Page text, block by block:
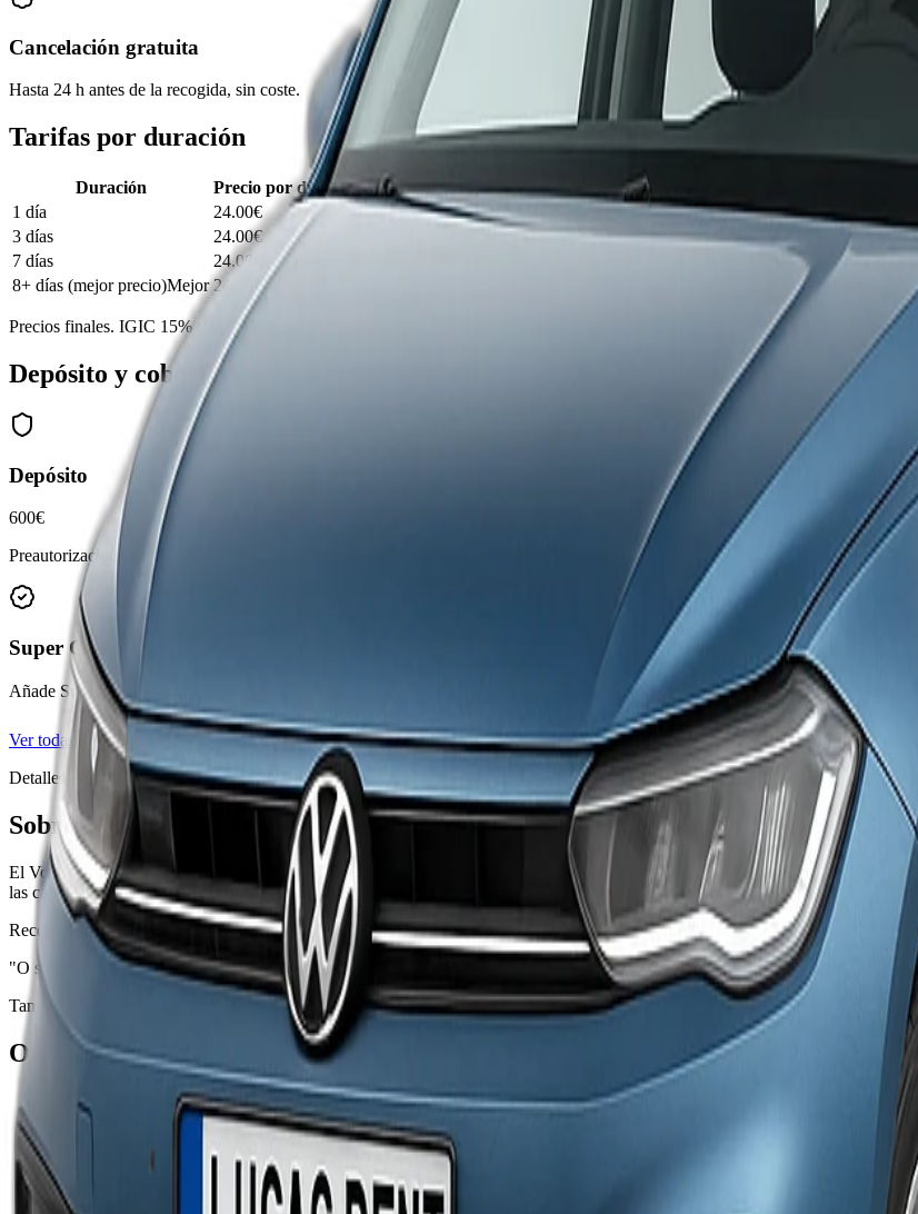
Cancelación gratuita
Hasta 24 h antes de la recogida, sin coste.
Tarifas por duración
Duración Precio por día
Total
1 día
24.00€ 24.00€
3 días
24.00€
7 días
24.00
8+ días (mejor precio)Mejor 24.00 €
Precios finales. IGIC 15% y km ilimitados incluidos. Puede variar según temporada y oficina.
Depósito y coberturas
Depósito
600€
Preautorización en tarjeta de crédito del conductor principal. Se libera al devolver el vehículo sin daños.
Super CDW
Añade Super CDW al reservar — franquicia 0€, neumáticos, lunas y bajos cubiertos.
Ver todas las coberturas
Detalles
Sobre el Volkswagen Polo o similar
El Volkswagen Polo o similar pertenece a la categoría Económico — perfecto para 5 pasajeros con espacio para 2 maletas
las carreteras mixtas de Gran Canaria.
Recógelo en el Aeropuerto de Gran Canaria (LPA), en nuestra oficina de Playa del Inglés o en Patalavaca. Devolución sin cargo
"O similar" significa que reservas el grupo/categoría, no el modelo exacto. Te entregaremos este vehículo o uno de características
También te puede interesar
Otros vehículos disponibles